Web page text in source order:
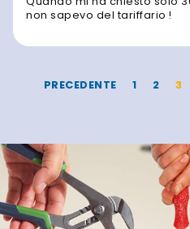
non sapevo del tariffario !
PRECEDENTE 1 2 3